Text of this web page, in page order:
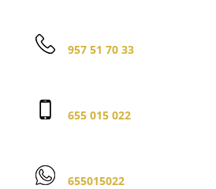
957 51 70 33
655 015 022
655015022